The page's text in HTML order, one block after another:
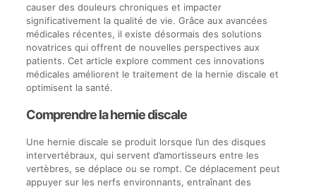
causer des douleurs chroniques et impacter
significativement la qualité de vie. Grâce aux avancées
médicales récentes, il existe désormais des solutions
novatrices qui offrent de nouvelles perspectives aux
patients. Cet article explore comment ces innovations
médicales améliorent le traitement de la hernie discale et
optimisent la santé.
Comprendre la hernie discale
Une hernie discale se produit lorsque l’un des disques
intervertébraux, qui servent d’amortisseurs entre les
vertèbres, se déplace ou se rompt. Ce déplacement peut
appuyer sur les nerfs environnants, entraînant des